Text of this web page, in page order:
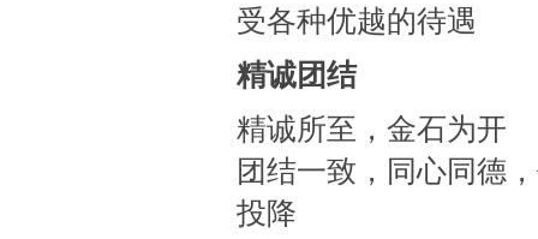
受各种优越的待遇
精诚团结
精诚所至，金石为开
团结一致，同心同德
投降